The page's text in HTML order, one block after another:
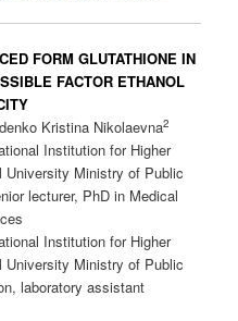
FORM GLUTATHIONE IN
FACTOR ETHANOL
Kristina Nikolaevna2
Institution for Higher
Ministry of Public
lecturer, PhD in Medical
Institution for Higher
Ministry of Public
laboratory assistant